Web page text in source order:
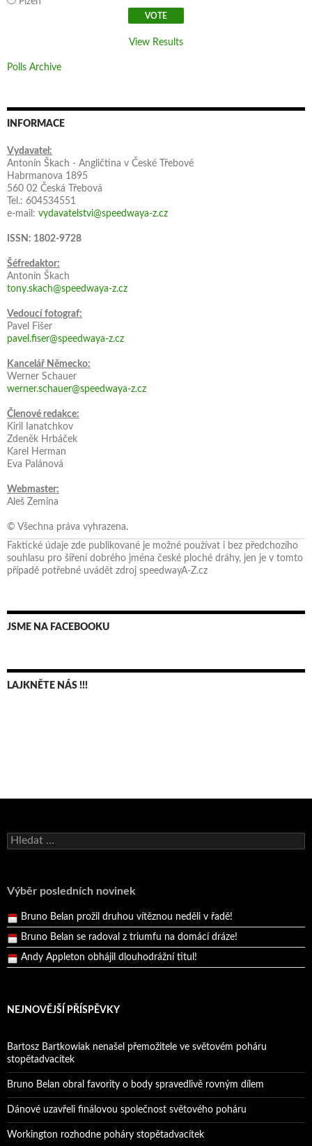
View Results
Polls Archive
INFORMACE
Vydavatel:
Antonín Škach - Angličtina v České Třebové
Habrmanova 1895
560 02 Česká Třebová
Tel.: 604534551
e-mail: vydavatelstvi@speedwaya-z.cz
ISSN: 1802-9728
Šéfredaktor:
Antonín Škach
tony.skach@speedwaya-z.cz
Vedoucí fotograf:
Pavel Fišer
pavel.fiser@speedwaya-z.cz
Kancelář Německo:
Werner Schauer
werner.schauer@speedwaya-z.cz
Členové redakce:
Kiril Ianatchkov
Zdeněk Hrbáček
Karel Herman
Eva Palánová
Webmaster:
Aleš Zemina
© Všechna práva vyhrazena.
Faktické údaje zde publikované je možné používat i bez předchozího
souhlasu pro šíření dobrého jména české ploché dráhy, jen je v tomto
případě potřebné uvádět zdroj speedwayA-Z.cz
JSME NA FACEBOOKU
LAJKNĚTE NÁS !!!
Vyhledávání
Výběr posledních novinek
Andy Appleton obhájil dlouhodrážní titul!
Bruno Belan se radoval z triumfu na domácí dráze!
Andy Appleton obhájil dlouhodrážní titul!
Reprezentační dvojice brala český titul!
NEJNOVĚJŠÍ PŘÍSPĚVKY
Bartosz Bartkowiak nenašel přemožitele ve světovém poháru
stopětadvacítek
Bruno Belan obral favority o body spravedlivě rovným dílem
Dánové uzavřeli finálovou společnost světového poháru
Workington rozhodne poháry stopětadvacítek